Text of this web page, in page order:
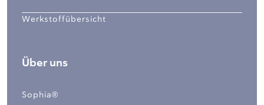
Werkstoffübersicht
Über uns
Sophia®